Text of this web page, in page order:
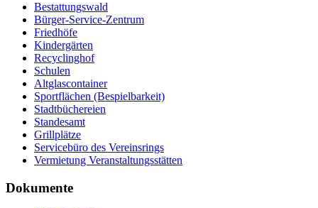
Bestattungswald
Bürger-Service-Zentrum
Friedhöfe
Kindergärten
Recyclinghof
Schulen
Altglascontainer
Sportflächen (Bespielbarkeit)
Stadtbüchereien
Standesamt
Grillplätze
Servicebüro des Vereinsrings
Vermietung Veranstaltungsstätten
Dokumente